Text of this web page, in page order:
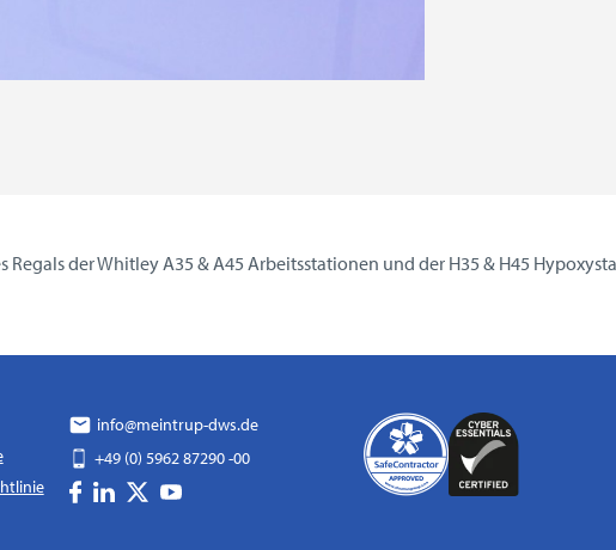
der Whitley A35 & A45 Arbeitsstationen und der H35 & H45
info@meintrup-dws.de
+49 (0) 5962 87290 -00